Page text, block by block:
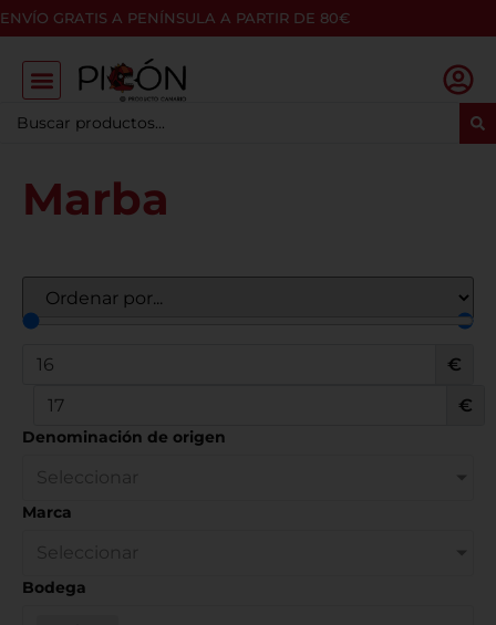
ENVÍO GRATIS A PENÍNSULA A PARTIR DE 80€
Marba
€
€
Denominación de origen
Seleccionar
Marca
Seleccionar
Bodega